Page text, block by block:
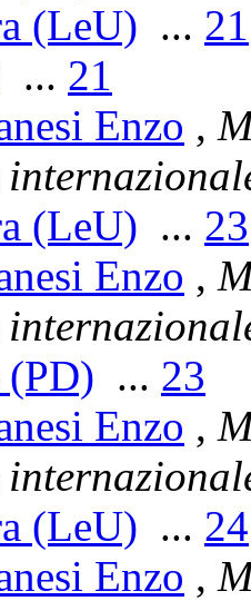
(LeU) ... 21
... 21
Enzo ,
(LeU) ... 23
Enzo ,
(PD) ... 23
Enzo ,
(LeU) ... 24
Enzo ,